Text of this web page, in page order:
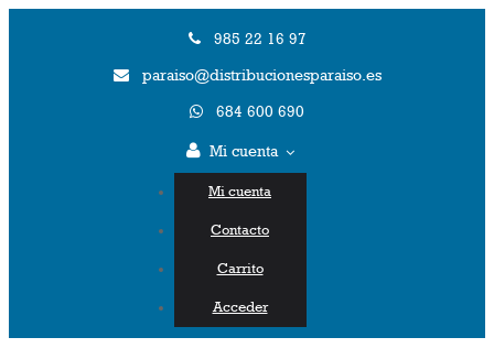
985 22 16 97
paraiso@distribucionesparaiso.es
684 600 690
Mi cuenta
Mi cuenta
Contacto
Carrito
Acceder